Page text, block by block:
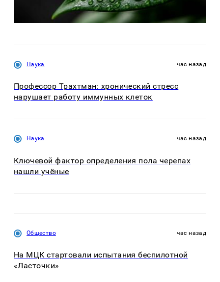
Наука час назад
Профессор Трахтман: хронический стресс
нарушает работу иммунных клеток
Наука час назад
Ключевой фактор определения пола черепах
нашли учёные
Общество час назад
На МЦК стартовали испытания беспилотной
«Ласточки»